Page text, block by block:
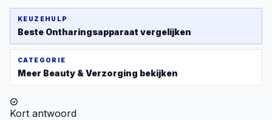
KEUZEHULP
Beste Ontharingsapparaat vergelijken
CATEGORIE
Meer Beauty & Verzorging bekijken
Kort antwoord